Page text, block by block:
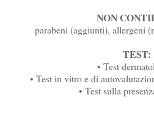
NON
parabeni (aggiunti), allergeni
TEST:
• Test
• Test in vitro e di
• Test sulla